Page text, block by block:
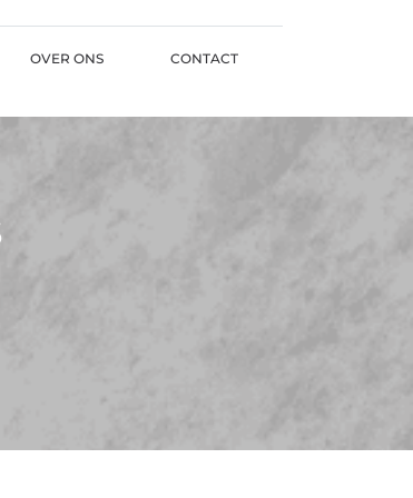
OVER ONS CONTACT